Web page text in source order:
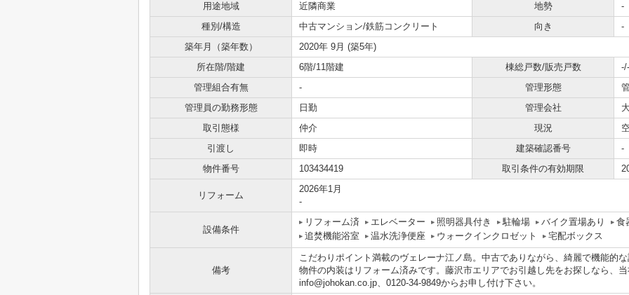
用途地域
近隣商業 地勢
-
種別/構造
中古マンション/鉄筋コンクリート 向き
-
築年月（築年数）
2020年 9月 (築5年)
所在階/階建
6階/11階建 棟総戸数/販売戸数
-/-
管理組合有無
- 管理形態
管理員の勤務形態
日勤 管理会社
取引態様
仲介 現況
引渡し
即時 建築確認番号
-
物件番号
103434419 取引条件の有効期限
リフォーム
2026年1月
-
設備条件
リフォーム済 エレベーター 照明器具付き 駐輪場 バイク置場あり
食
追焚機能浴室
温水洗浄便座 ウォークインクロゼット 宅配ボックス
備考
こだわりポイント満載のヴェレーナ江ノ島。中古でありながら、綺麗で機能的
物件の内装はリフォーム済みです。藤沢市エリアでお引越し先をお探しなら、
info@johokan.co.jp、0120-34-9849からお申し付け下さい。